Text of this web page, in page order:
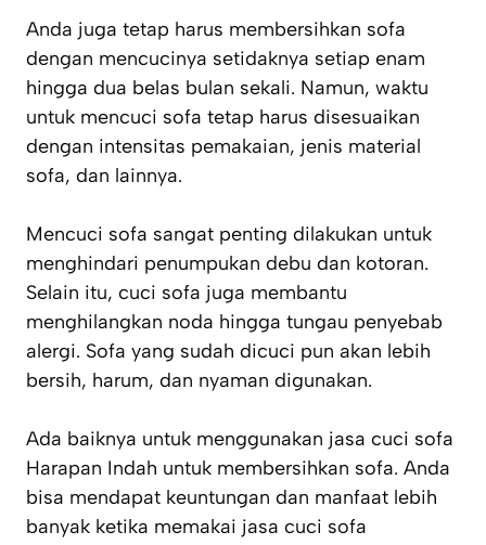
Anda juga tetap harus membersihkan sofa
dengan mencucinya setidaknya setiap enam
hingga dua belas bulan sekali. Namun, waktu
untuk mencuci sofa tetap harus disesuaikan
dengan intensitas pemakaian, jenis material
sofa, dan lainnya.
Mencuci sofa sangat penting dilakukan untuk
menghindari penumpukan debu dan kotoran.
Selain itu, cuci sofa juga membantu
menghilangkan noda hingga tungau penyebab
alergi. Sofa yang sudah dicuci pun akan lebih
bersih, harum, dan nyaman digunakan.
Ada baiknya untuk menggunakan jasa cuci sofa
Harapan Indah untuk membersihkan sofa. Anda
bisa mendapat keuntungan dan manfaat lebih
banyak ketika memakai jasa cuci sofa